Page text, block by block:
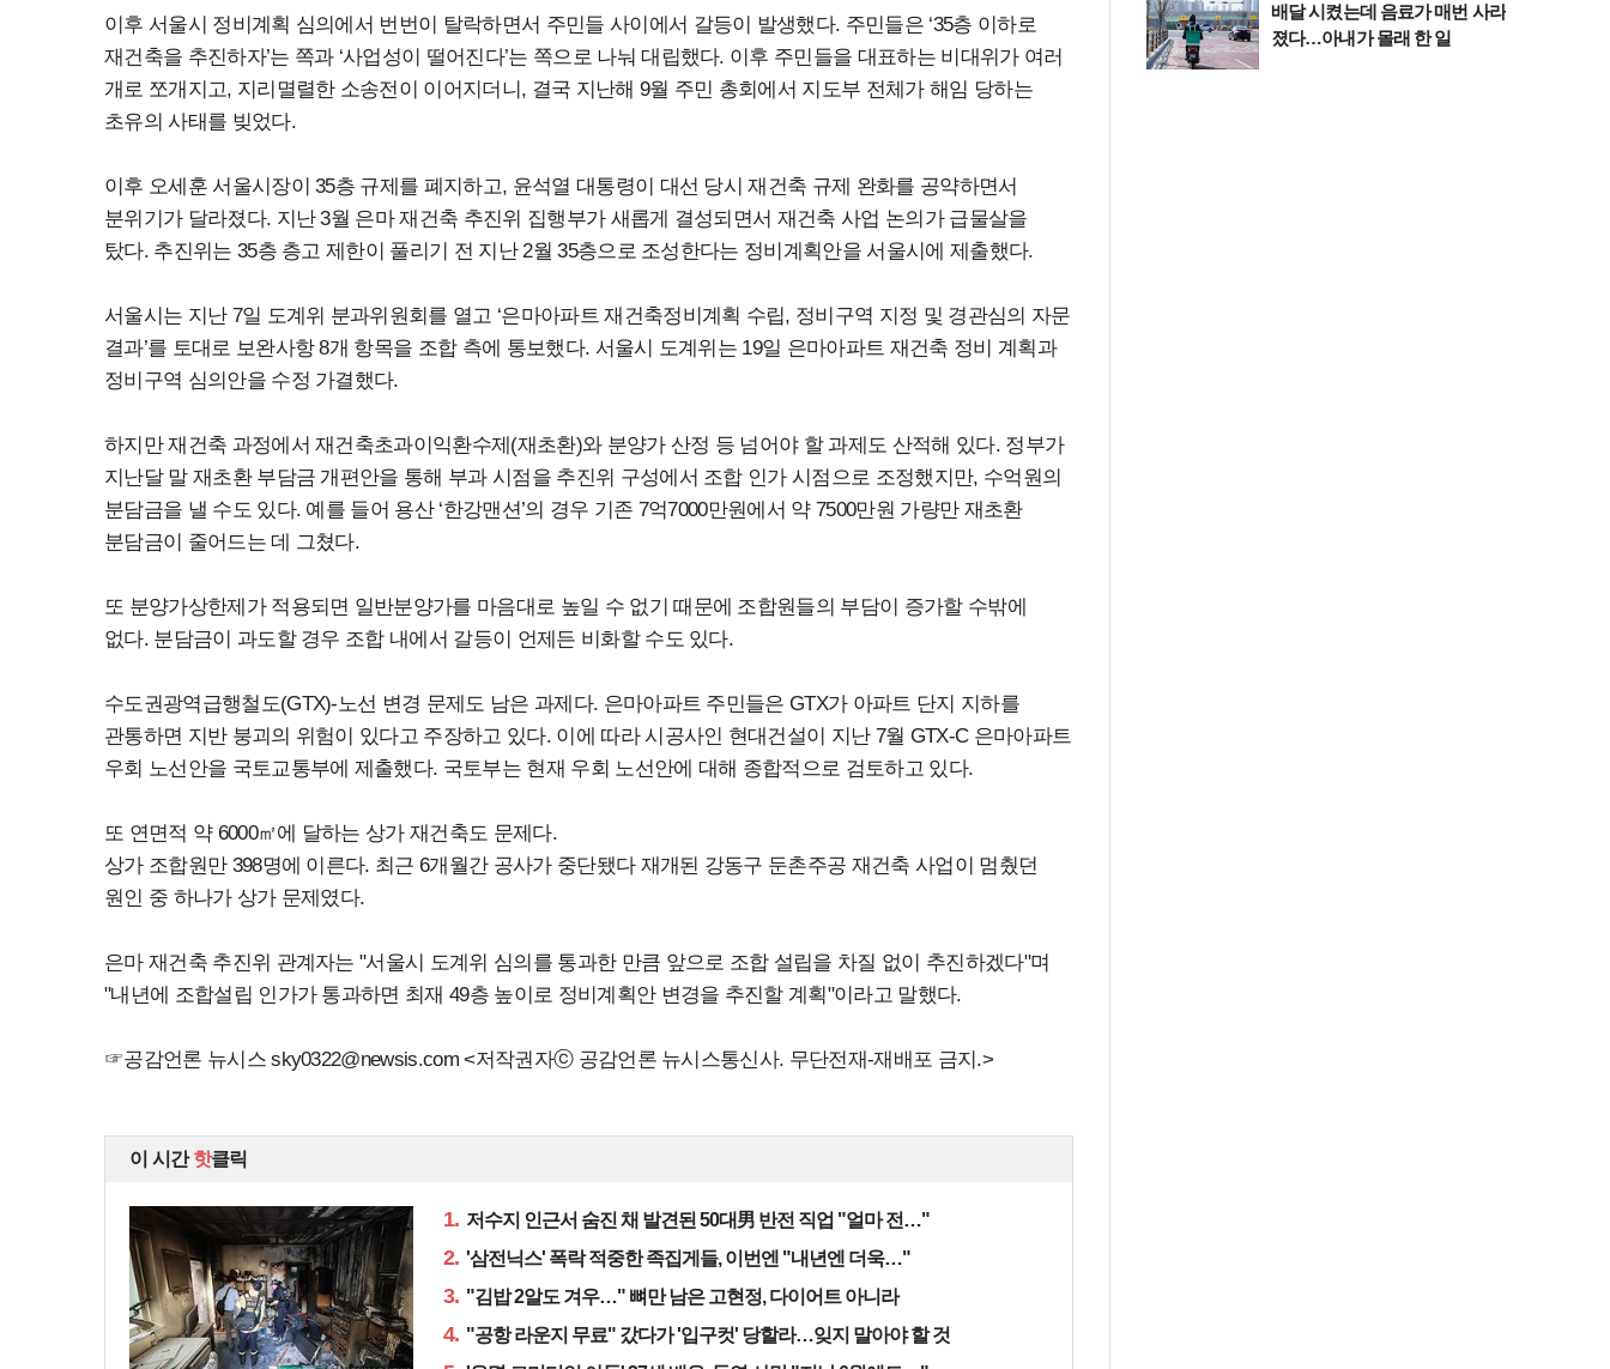
이후 서울시 정비계획 심의에서 번번이 탈락하면서 주민들 사이에서 갈등이 발생했다. 주민들은 ‘35층 이하로
재건축을 추진하자’는 쪽과 ‘사업성이 떨어진다’는 쪽으로 나눠 대립했다. 이후 주민들을 대표하는 비대위가 여러
개로 쪼개지고, 지리멸렬한 소송전이 이어지더니, 결국 지난해 9월 주민 총회에서 지도부 전체가 해임 당하는
초유의 사태를 빚었다.
이후 오세훈 서울시장이 35층 규제를 폐지하고, 윤석열 대통령이 대선 당시 재건축 규제 완화를 공약하면서
분위기가 달라졌다. 지난 3월 은마 재건축 추진위 집행부가 새롭게 결성되면서 재건축 사업 논의가 급물살을
탔다. 추진위는 35층 층고 제한이 풀리기 전 지난 2월 35층으로 조성한다는 정비계획안을 서울시에 제출했다.
서울시는 지난 7일 도계위 분과위원회를 열고 ‘은마아파트 재건축정비계획 수립, 정비구역 지정 및 경관심의 자문
결과’를 토대로 보완사항 8개 항목을 조합 측에 통보했다. 서울시 도계위는 19일 은마아파트 재건축 정비 계획과
정비구역 심의안을 수정 가결했다.
하지만 재건축 과정에서 재건축초과이익환수제(재초환)와 분양가 산정 등 넘어야 할 과제도 산적해 있다. 정부가
지난달 말 재초환 부담금 개편안을 통해 부과 시점을 추진위 구성에서 조합 인가 시점으로 조정했지만, 수억원의
분담금을 낼 수도 있다. 예를 들어 용산 ‘한강맨션’의 경우 기존 7억7000만원에서 약 7500만원 가량만 재초환
분담금이 줄어드는 데 그쳤다.
또 분양가상한제가 적용되면 일반분양가를 마음대로 높일 수 없기 때문에 조합원들의 부담이 증가할 수밖에
없다. 분담금이 과도할 경우 조합 내에서 갈등이 언제든 비화할 수도 있다.
수도권광역급행철도(GTX)-노선 변경 문제도 남은 과제다. 은마아파트 주민들은 GTX가 아파트 단지 지하를
관통하면 지반 붕괴의 위험이 있다고 주장하고 있다. 이에 따라 시공사인 현대건설이 지난 7월 GTX-C 은마아파트
우회 노선안을 국토교통부에 제출했다. 국토부는 현재 우회 노선안에 대해 종합적으로 검토하고 있다.
또 연면적 약 6000㎡에 달하는 상가 재건축도 문제다.
상가 조합원만 398명에 이른다. 최근 6개월간 공사가 중단됐다 재개된 강동구 둔촌주공 재건축 사업이 멈췄던
원인 중 하나가 상가 문제였다.
은마 재건축 추진위 관계자는 "서울시 도계위 심의를 통과한 만큼 앞으로 조합 설립을 차질 없이 추진하겠다"며
"내년에 조합설립 인가가 통과하면 최재 49층 높이로 정비계획안 변경을 추진할 계획"이라고 말했다.
☞공감언론 뉴시스 sky0322@newsis.com<저작권자ⓒ 공감언론 뉴시스통신사. 무단전재-재배포 금지.>
이 시간핫클릭
1. 저수지 인근서 숨진 채 발견된 50대男 반전 직업 "얼마 전…"
2. '삼전닉스' 폭락 적중한 족집게들, 이번엔 "내년엔 더욱…"
3. "김밥 2알도 겨우…" 뼈만 남은 고현정, 다이어트 아니라
4. "공항 라운지 무료" 갔다가 '입구컷' 당할라…잊지 말아야 할 것
배달 시켰는데 음료가 매번 사라
졌다…아내가 몰래 한 일